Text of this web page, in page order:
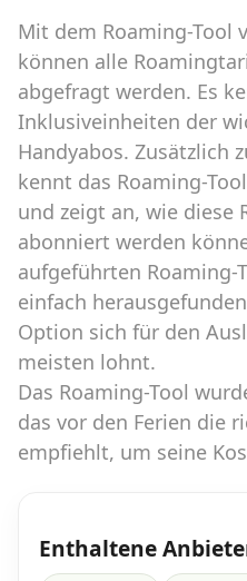
Mit dem Roaming-Tool
können alle
abgefragt werden. Es
Inklusiveinheiten der
Handyabos. Zusätzlich
kennt das Roaming-
und zeigt an, wie diese
abonniert werden
aufgeführten Roaming-
einfach
Option sich für den
meisten lohnt.
Das Roaming-Tool
das vor den Ferien die
empfiehlt, um seine
Enthaltene